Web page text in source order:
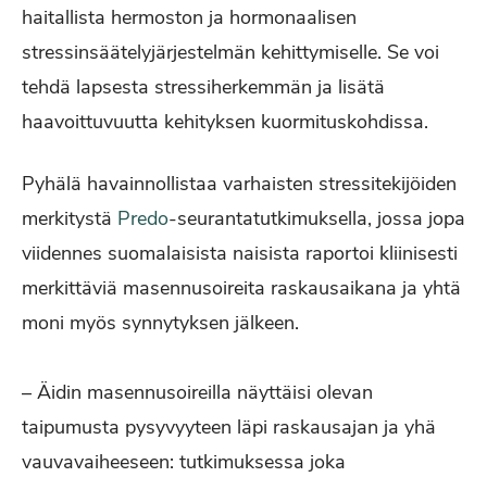
haitallista hermoston ja hormonaalisen
stressinsäätelyjärjestelmän kehittymiselle. Se voi
tehdä lapsesta stressiherkemmän ja lisätä
haavoittuvuutta kehityksen kuormituskohdissa.
Pyhälä havainnollistaa varhaisten stressitekijöiden
merkitystä Predo-seurantatutkimuksella, jossa jopa
viidennes suomalaisista naisista raportoi kliinisesti
merkittäviä masennusoireita raskausaikana ja yhtä
moni myös synnytyksen jälkeen.
– Äidin masennusoireilla näyttäisi olevan
taipumusta pysyvyyteen läpi raskausajan ja yhä
vauvavaiheeseen: tutkimuksessa joka